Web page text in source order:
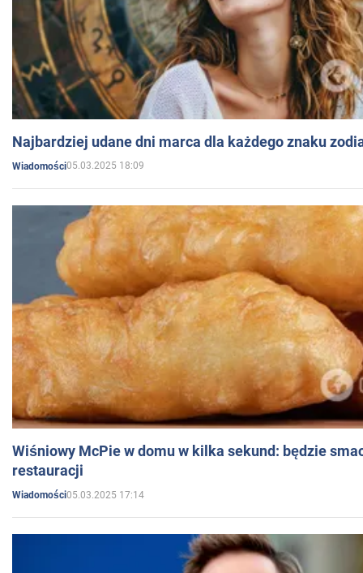
Najbardziej udane dni marca dla każdego znaku
Wiadomości05.03.2025 18:09
Wiśniowy McPie w domu w kilka sekund: będzie
restauracji
Wiadomości05.03.2025 17:14